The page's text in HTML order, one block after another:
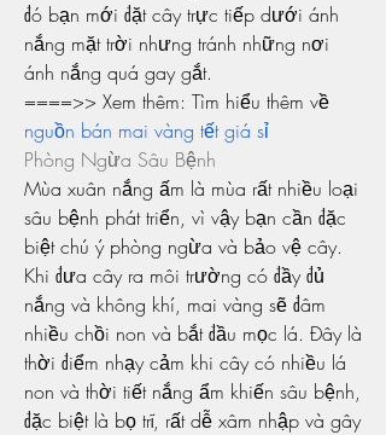
đó bạn mới đặt cây trực tiếp dưới ánh
nắng mặt trời nhưng tránh những nơi
ánh nắng quá gay gắt.
nguồn bán mai vàng tết giá sỉ
Phòng Ngừa Sâu Bệnh
Mùa xuân nắng ấm là mùa rất nhiều loại
sâu bệnh phát triển, vì vậy bạn cần đặc
biệt chú ý phòng ngừa và bảo vệ cây.
Khi đưa cây ra môi trường có đầy đủ
nắng và không khí, mai vàng sẽ đâm
nhiều chồi non và bắt đầu mọc lá. Đây là
thời điểm nhạy cảm khi cây có nhiều lá
non và thời tiết nắng ẩm khiến sâu bệnh,
đặc biệt là bọ trĩ, rất dễ xâm nhập và gây